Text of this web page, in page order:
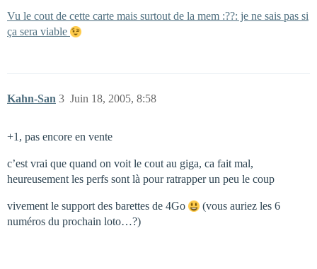
Vu le cout de cette carte mais surtout de la mem :??: je ne sais pas si
ça sera viable
Kahn-San Juin 18, 2005, 8:58
3
+1, pas encore en vente
c’est vrai que quand on voit le cout au giga, ca fait mal,
heureusement les perfs sont là pour ratrapper un peu le coup
vivement le support des barettes de 4Go
(vous auriez les 6
numéros du prochain loto…?)